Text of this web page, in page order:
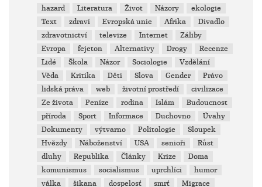
hazard
Literatura Život Názory
ekologie
Text
zdraví Evropská unie Afrika
Divadlo
zdravotnictví
televize Internet
Záliby
Evropa
fejeton Alternativy Drogy
Recenze
Lidé
Škola Názor Sociologie
Vzdělání
Věda
Kritika Děti Slova Gender
Právo
lidská práva
web životní prostředí
civilizace
Ze života
Peníze rodina Islám
Budoucnost
příroda
Sport Informace Duchovno
Úvahy
Dokumenty
výtvarno Politologie
Sloupek
Hvězdy
Náboženství USA senioři
Růst
dluhy
Republika Články Krize
Doma
komunismus
socialismus uprchlíci
humor
válka
šikana dospelosť smrť
Migrace